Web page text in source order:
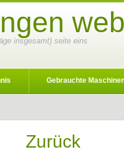
insgesamt) seite eins
Gebrauchte
Zurück